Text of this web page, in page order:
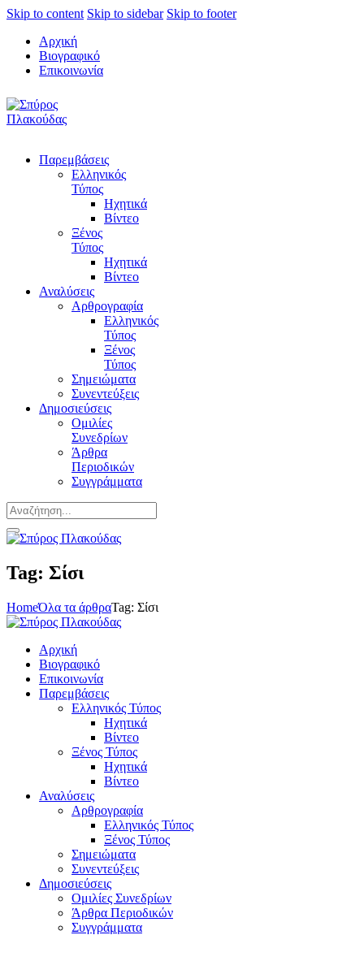
Skip to content Skip to sidebar Skip to footer
Αρχική
Βιογραφικό
Επικοινωνία
Παρεμβάσεις
Ελληνικός
Τύπος
Ηχητικά
Βίντεο
Ξένος
Τύπος
Ηχητικά
Βίντεο
Αναλύσεις
Αρθρογραφία
Ελληνικός
Τύπος
Ξένος
Τύπος
Σημειώματα
Συνεντεύξεις
Δημοσιεύσεις
Ομιλίες
Συνεδρίων
Άρθρα
Περιοδικών
Συγγράμματα
Tag: Σίσι
HomeΌλα τα άρθραTag: Σίσι
Αρχική
Βιογραφικό
Επικοινωνία
Παρεμβάσεις
Ελληνικός Τύπος
Ηχητικά
Βίντεο
Ξένος Τύπος
Ηχητικά
Βίντεο
Αναλύσεις
Αρθρογραφία
Ελληνικός Τύπος
Ξένος Τύπος
Σημειώματα
Συνεντεύξεις
Δημοσιεύσεις
Ομιλίες Συνεδρίων
Άρθρα Περιοδικών
Συγγράμματα